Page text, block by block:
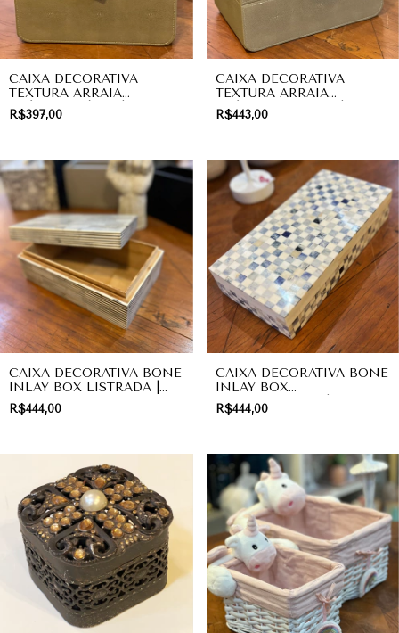
CAIXA DECORATIVA
TEXTURA ARRAIA
EXÓTICA MÉDIA |
PRESENTE
R$397,00
CAIXA DECORATIVA
TEXTURA ARRAIA
EXÓTICA GRANDE |
PRESENTE
R$443,00
CAIXA DECORATIVA BONE
INLAY BOX LISTRADA |
PRESENTE
R$444,00
CAIXA DECORATIVA BONE
INLAY BOX
QUADRICULADA |
PRESENTE
R$444,00